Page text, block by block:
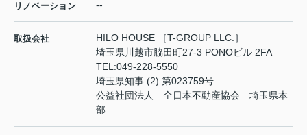
リノベーション --
取扱会社
HILO HOUSE ［T-GROUP LLC.］
埼玉県川越市脇田町27-3 PONOビル 2FA
TEL:049-228-5550
埼玉県知事 (2) 第023759号
公益社団法人 全日本不動産協会 埼玉県本
部